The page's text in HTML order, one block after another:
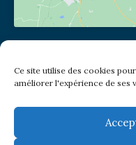
Ce site utilise des cookies
améliorer l'expérience de ses
(pas de courrier à cette
2 place Jules Joffrin -
Metro: Jules Joffrin ou
Bus : Mairie du XVIII